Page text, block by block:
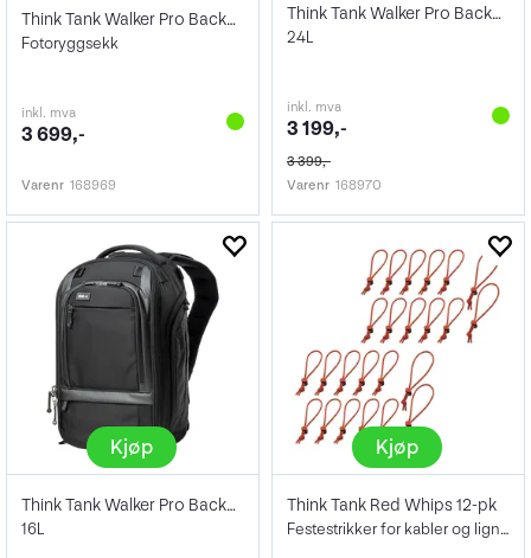
Think Tank Walker Pro Backpack 30L
Fotoryggsekk
inkl. mva
3 699,-
Varenr 168969
Think Tank Walker Pro Backpack 24L
24L
inkl. mva
3 199,-
3 399,-
Varenr 168970
Kjøp
Think Tank Walker Pro Backpack 16L
16L
Kjøp
Think Tank Red Whips 12-pk
Festestrikker for kabler og lignende